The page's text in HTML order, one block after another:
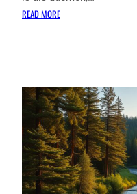
READ MORE:
JUISTE
KANAAL
EN
WEES
DUIDELIJK